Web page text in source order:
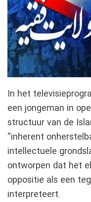
In het
een jongeman in
structuur van de
“inherent
intellectuele
ontworpen dat het
oppositie als een
interpreteert.